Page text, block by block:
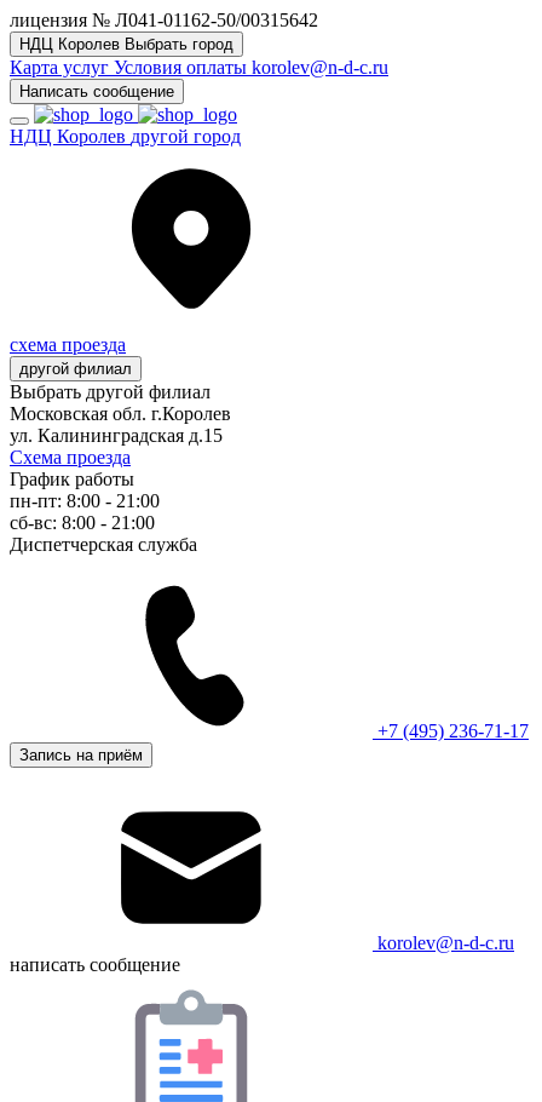
лицензия № Л041-01162-50/00315642
НДЦ Королев Выбрать город
Карта услуг Условия оплаты korolev@n-d-c.ru
Написать сообщение
НДЦ Королев другой город
схема проезда
другой филиал
Выбрать другой филиал
Московская обл. г.Королев
ул. Калининградская д.15
Схема проезда
График работы
пн-пт: 8:00 - 21:00
сб-вс: 8:00 - 21:00
Диспетчерская служба
+7 (495) 236-71-17
Запись на приём
korolev@n-d-c.ru
написать сообщение